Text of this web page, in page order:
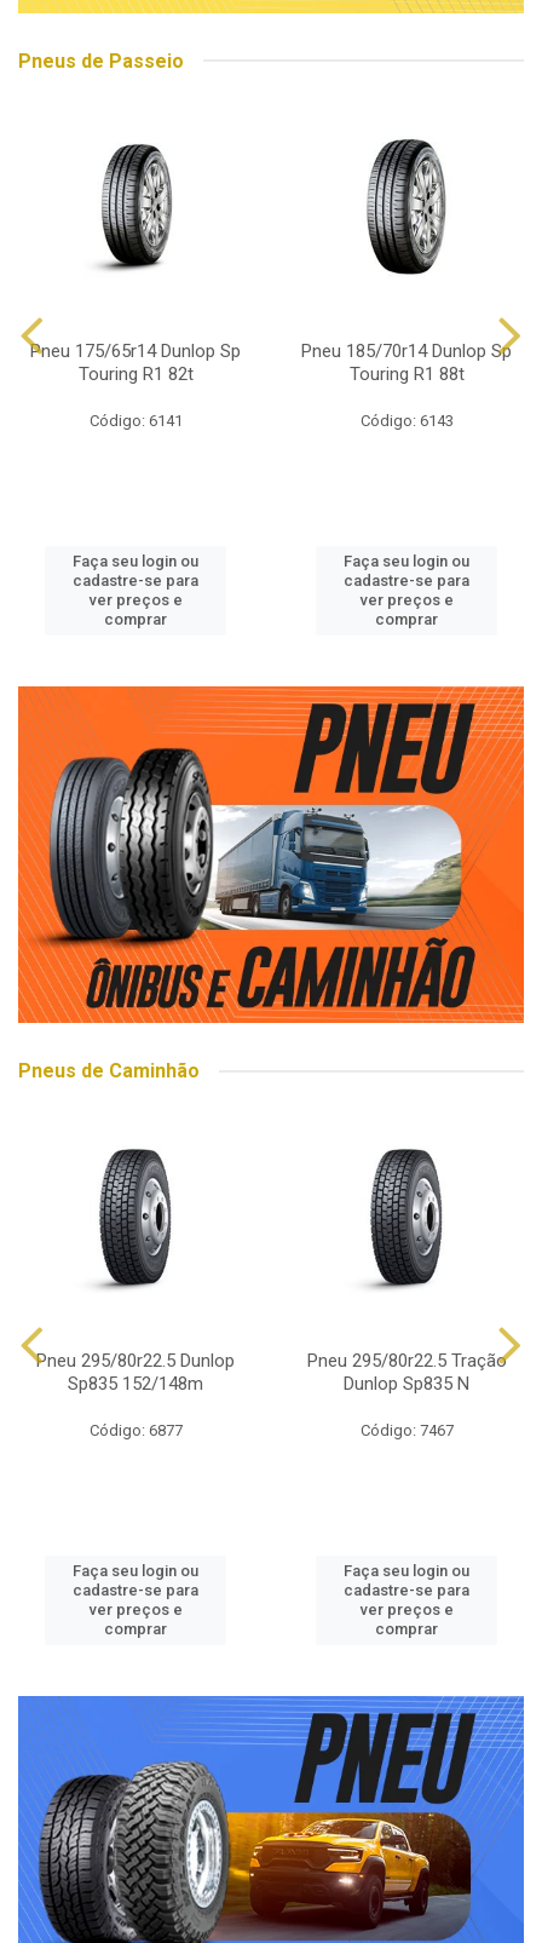
Pneus de Passeio
Pneu 175/65r14 Dunlop Sp
Touring R1 82t
Código: 6141
Faça seu login ou
cadastre-se para
ver preços e
comprar
Pneu 185/70r14 Dunlop Sp
Touring R1 88t
Código: 6143
Faça seu login ou
cadastre-se para
ver preços e
comprar
Pneus de Caminhão
Pneu 295/80r22.5 Dunlop
Sp835 152/148m
Código: 6877
Faça seu login ou
cadastre-se para
ver preços e
comprar
Pneu 295/80r22.5 Tração
Dunlop Sp835 N
Código: 7467
Faça seu login ou
cadastre-se para
ver preços e
comprar